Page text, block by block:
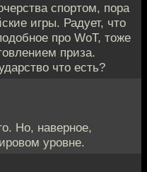
спортом, пора
игры. Радует, что
про WoT, тоже
приза.
что есть?
Но, наверное,
уровне.